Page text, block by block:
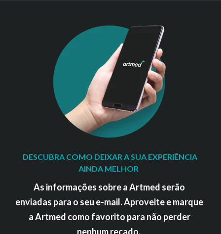
DESCUBRA COMO DEIXAR A SUA EXPERIÊNCIA
AINDA MELHOR
As informações sobre a Artmed serão
enviadas para o seu e-mail. Aproveite e marque
a Artmed como favorito para não perder
nenhum recado.